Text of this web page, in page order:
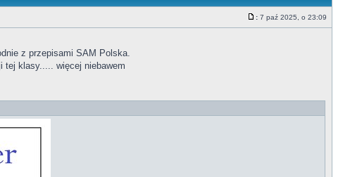
: 7 paź 2025, o 23:09
z przepisami SAM Polska.
tej klasy..... więcej niebawem